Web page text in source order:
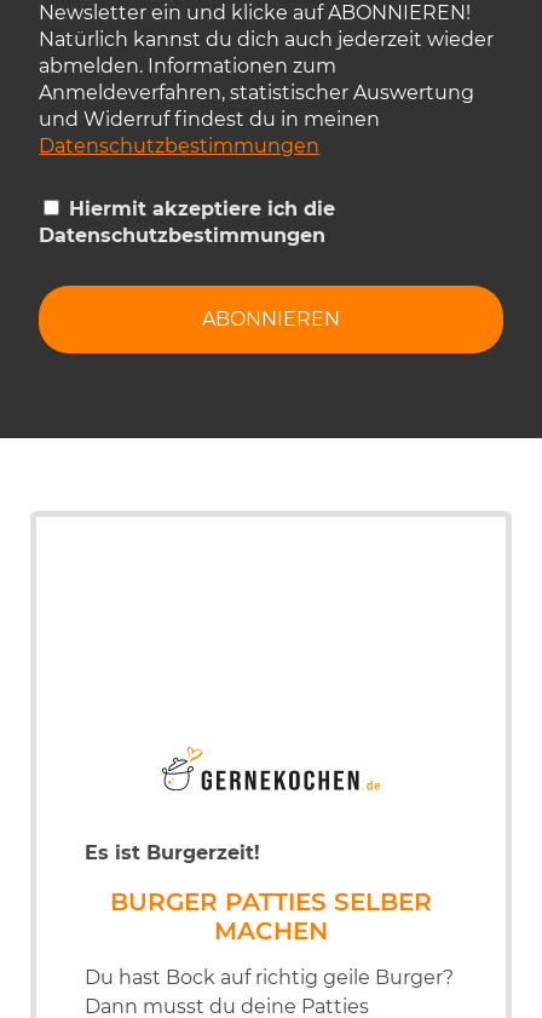
Newsletter ein und klicke auf ABONNIEREN!
Natürlich kannst du dich auch jederzeit wieder
abmelden. Informationen zum
Anmeldeverfahren, statistischer Auswertung
und Widerruf findest du in meinen
Datenschutzbestimmungen
Hiermit akzeptiere ich die
Datenschutzbestimmungen
Es ist Burgerzeit!
BURGER PATTIES SELBER
MACHEN
Du hast Bock auf richtig geile Burger?
Dann musst du deine Patties